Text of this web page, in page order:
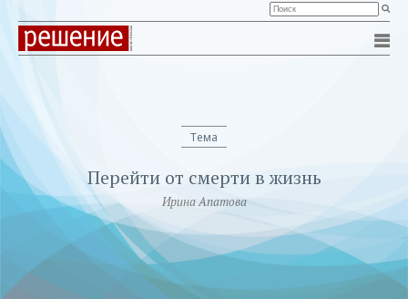
Тема
Перейти от смерти в жизнь
Ирина Апатова